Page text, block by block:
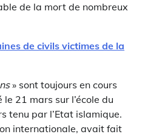
de la mort de nombreux
de civils victimes de la
» sont toujours en cours
21 mars sur l’école du
tenu par l’Etat islamique.
internationale, avait fait